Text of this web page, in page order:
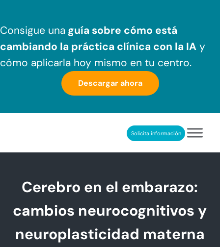
Consigue una guía sobre cómo está
cambiando la práctica clínica con la IA y
cómo aplicarla hoy mismo en tu centro.
Descargar ahora
REHABILITACIÓN COGNITIVA PROFESIONALSolicita información
Cerebro en el embarazo:
cambios neurocognitivos y
neuroplasticidad materna